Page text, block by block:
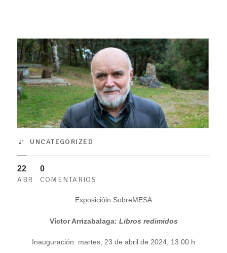
UNCATEGORIZED
22
ABR
0
COMENTARIOS
Exposicióin SobreMESA
Víctor Arrizabalaga: Libros redimidos
Inauguración: martes, 23 de abril de 2024, 13.00 h